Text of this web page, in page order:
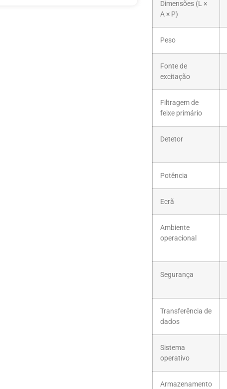
Dimensões (L ×
A × P)
Peso
Fonte de
excitação
Filtragem de
feixe primário
Detetor
Potência
Ecrã
Ambiente
operacional
Segurança
Transferência de
dados
Sistema
operativo
Armazenamento